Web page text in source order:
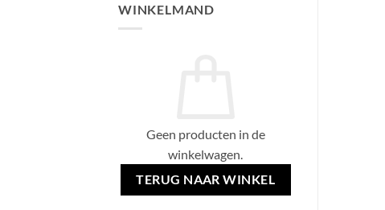
WINKELMAND
Geen producten in de
winkelwagen.
TERUG NAAR WINKEL